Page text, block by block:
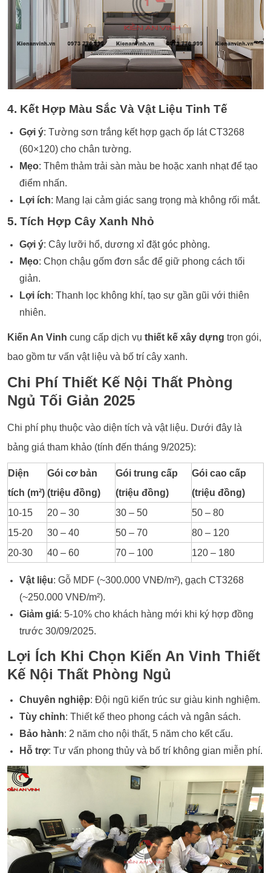
4. Kết Hợp Màu Sắc Và Vật Liệu Tinh Tế
Gợi ý: Tường sơn trắng kết hợp gạch ốp lát CT3268
(60×120) cho chân tường.
Mẹo: Thêm thảm trải sàn màu be hoặc xanh nhạt để tạo
điểm nhấn.
Lợi ích: Mang lại cảm giác sang trọng mà không rối mắt.
5. Tích Hợp Cây Xanh Nhỏ
Gợi ý: Cây lưỡi hổ, dương xỉ đặt góc phòng.
Mẹo: Chọn chậu gốm đơn sắc để giữ phong cách tối
giản.
Lợi ích: Thanh lọc không khí, tạo sự gần gũi với thiên
nhiên.
Kiến An Vinh cung cấp dịch vụ thiết kế xây dựng trọn gói,
bao gồm tư vấn vật liệu và bố trí cây xanh.
Chi Phí Thiết Kế Nội Thất Phòng
Ngủ Tối Giản 2025
Chi phí phụ thuộc vào diện tích và vật liệu. Dưới đây là
bảng giá tham khảo (tính đến tháng 9/2025):
Diện
tích (m²)
Gói cơ bản
(triệu đồng)
Gói trung cấp
(triệu đồng)
Gói cao cấp
(triệu đồng)
10-15
20 – 30 30 – 50
50 – 80
15-20
30 – 40 50 – 70
80 – 120
20-30
40 – 60 70 – 100 120 – 180
Vật liệu: Gỗ MDF (~300.000 VNĐ/m²), gạch CT3268
(~250.000 VNĐ/m²).
Giảm giá: 5-10% cho khách hàng mới khi ký hợp đồng
trước 30/09/2025.
Lợi Ích Khi Chọn Kiến An Vinh Thiết
Kế Nội Thất Phòng Ngủ
Chuyên nghiệp: Đội ngũ kiến trúc sư giàu kinh nghiệm.
Tùy chỉnh: Thiết kế theo phong cách và ngân sách.
Bảo hành: 2 năm cho nội thất, 5 năm cho kết cấu.
Hỗ trợ: Tư vấn phong thủy và bố trí không gian miễn phí.